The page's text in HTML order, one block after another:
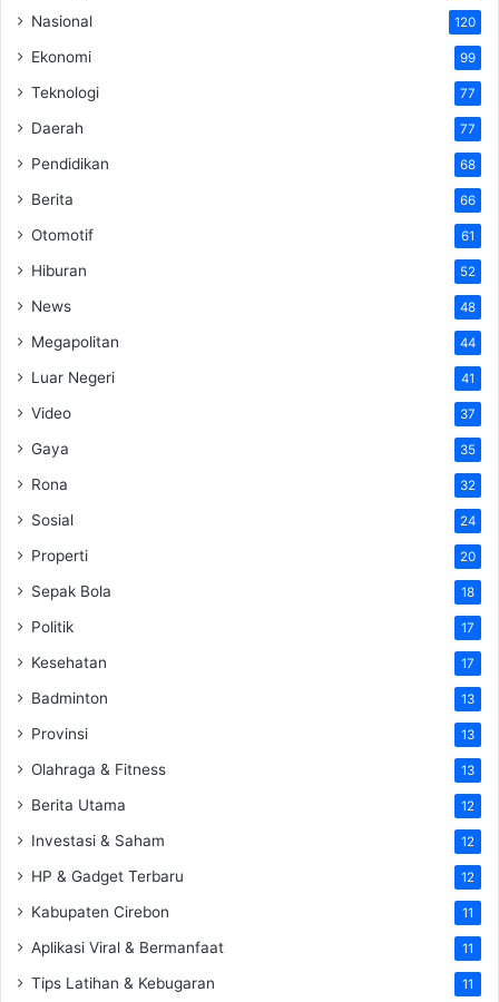
Nasional 120
Ekonomi 99
Teknologi 77
Daerah 77
Pendidikan 68
Berita 66
Otomotif 61
Hiburan 52
News 48
Megapolitan 44
Luar Negeri 41
Video 37
Gaya 35
Rona 32
Sosial 24
Properti 20
Sepak Bola 18
Politik 17
Kesehatan 17
Badminton 13
Provinsi 13
Olahraga & Fitness 13
Berita Utama 12
Investasi & Saham 12
HP & Gadget Terbaru 12
Kabupaten Cirebon 11
Aplikasi Viral & Bermanfaat 11
Tips Latihan & Kebugaran 11